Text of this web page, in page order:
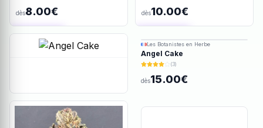
dès8.00€
Ajout rapide
dès10.00€
Les Botanistes en Herbe
Angel Cake
(3)
dès15.00€